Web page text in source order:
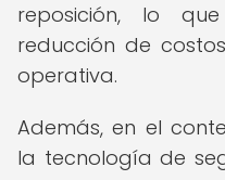
reposición, lo
reducción de
operativa.
Además, en el
la tecnología de